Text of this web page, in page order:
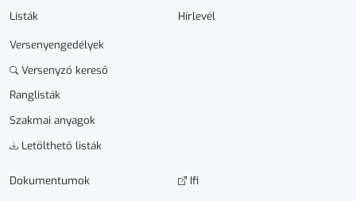
Listák
Versenyengedélyek
Versenyző kereső
Ranglisták
Szakmai anyagok
Letölthető listák
Hírlevél
Dokumen­­tumok Ifi